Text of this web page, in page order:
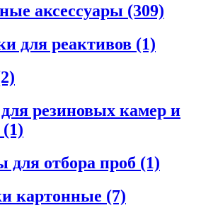
аксессуары (309)
для реактивов (1)
резиновых камер и
(1)
для отбора проб (1)
картонные (7)